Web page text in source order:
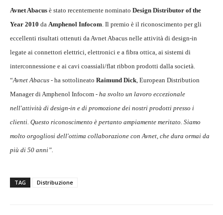
Avnet Abacus è stato recentemente nominato Design Distributor of the
Year 2010 da Amphenol Infocom. Il premio è il riconoscimento per gli
eccellenti risultati ottenuti da Avnet Abacus nelle attività di design-in
legate ai connettori elettrici, elettronici e a fibra ottica, ai sistemi di
interconnessione e ai cavi coassiali/flat ribbon prodotti dalla società.
“Avnet Abacus - ha sottolineato Raimund Dick, European Distribution
Manager di Amphenol Infocom - ha svolto un lavoro eccezionale
nell'attività di design-in e di promozione dei nostri prodotti presso i
clienti. Questo riconoscimento è pertanto ampiamente meritato. Siamo
molto orgogliosi dell'ottima collaborazione con Avnet, che dura ormai da
più di 50 anni”.
TAG Distribuzione